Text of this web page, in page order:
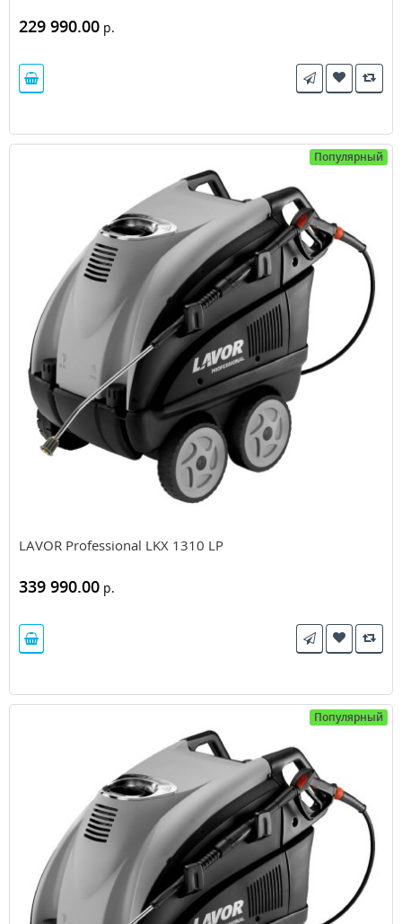
229 990.00 р.
Популярный
LAVOR Professional LKX 1310 LP
339 990.00 р.
Популярный